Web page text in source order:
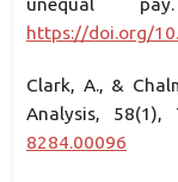
https://doi.org/
Clark, A., &
Analysis, 58(1),
8284.00096